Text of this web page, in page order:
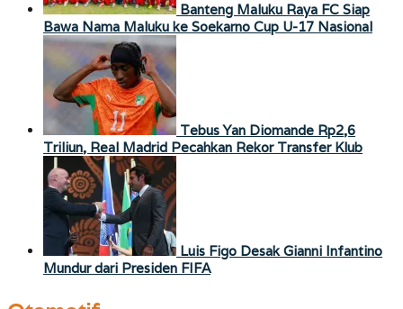
Banteng Maluku Raya FC Siap
Bawa Nama Maluku ke Soekarno Cup U-17 Nasional
Tebus Yan Diomande Rp2,6
Triliun, Real Madrid Pecahkan Rekor Transfer Klub
Luis Figo Desak Gianni Infantino
Mundur dari Presiden FIFA